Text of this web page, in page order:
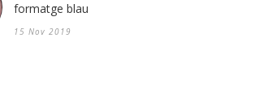
formatge blau
15 Nov 2019